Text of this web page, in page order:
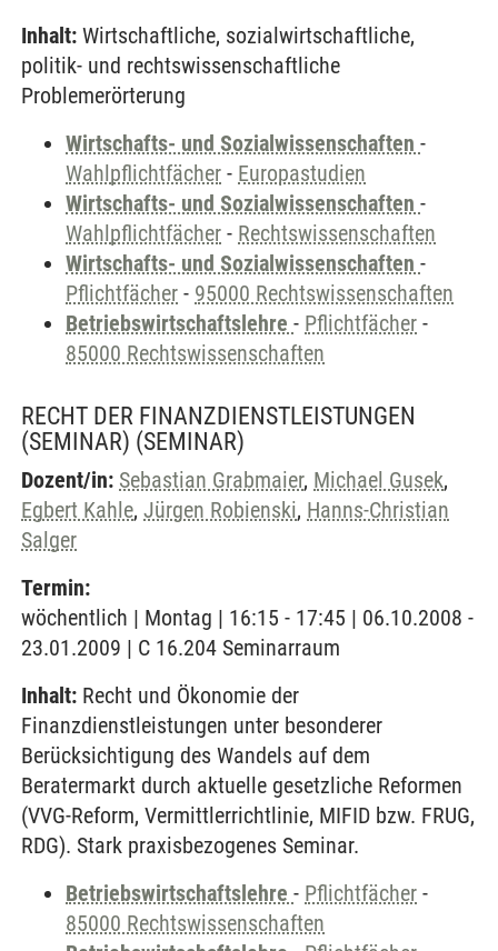
Inhalt: Wirtschaftliche, sozialwirtschaftliche,
politik- und rechtswissenschaftliche
Problemerörterung
Wirtschafts- und Sozialwissenschaften -
Wahlpflichtfächer - Europastudien
Wirtschafts- und Sozialwissenschaften -
Wahlpflichtfächer - Rechtswissenschaften
Wirtschafts- und Sozialwissenschaften -
Pflichtfächer - 95000 Rechtswissenschaften
Betriebswirtschaftslehre - Pflichtfächer -
85000 Rechtswissenschaften
RECHT DER FINANZDIENSTLEISTUNGEN
(SEMINAR) (SEMINAR)
Dozent/in: Sebastian Grabmaier, Michael Gusek,
Egbert Kahle, Jürgen Robienski, Hanns-Christian
Salger
Termin:
wöchentlich | Montag | 16:15 - 17:45 | 06.10.2008 -
23.01.2009 | C 16.204 Seminarraum
Inhalt: Recht und Ökonomie der
Finanzdienstleistungen unter besonderer
Berücksichtigung des Wandels auf dem
Beratermarkt durch aktuelle gesetzliche Reformen
(VVG-Reform, Vermittlerrichtlinie, MIFID bzw. FRUG,
RDG). Stark praxisbezogenes Seminar.
Betriebswirtschaftslehre - Pflichtfächer -
85000 Rechtswissenschaften